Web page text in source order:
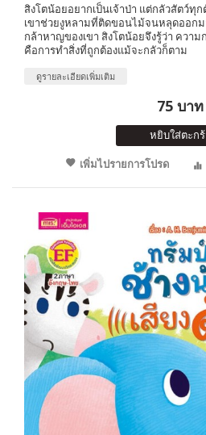
สิงโตน้อยอยากเป็นเจ้าป่า แต่กลัวสัตว์ทุ
เขาช่วยงูหลามที่ติดขอนไม้จนหลุดออก
กล้าหาญของเขา สิงโตน้อยจึงรู้ว่า ควา
คือการทำสิ่งที่ถูกต้องแม้จะกลัวก็ตาม
ดูรายละเอียดเพิ่มเติม
75 บาท
หยิบใส่ตะก
เพิ่มไปรายการโปรด